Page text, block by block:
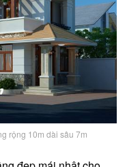
rộng 10m dài sâu 7m